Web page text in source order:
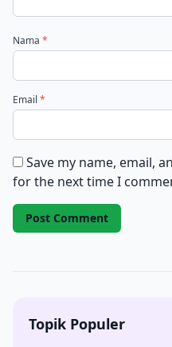
Nama *
Email *
Save my name, email,
for the next time I
Topik Populer